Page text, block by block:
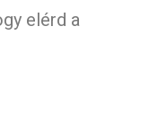
elérd a